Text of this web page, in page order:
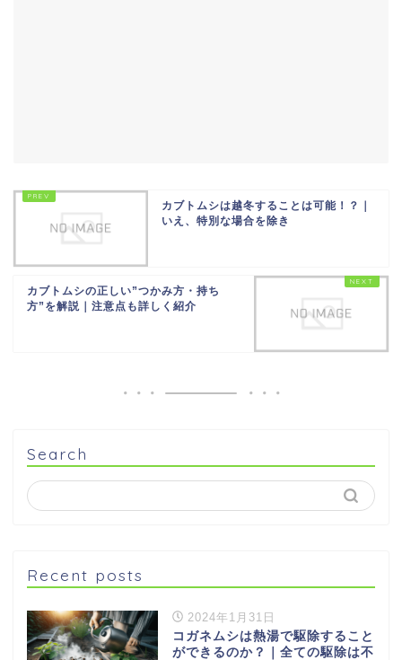
カブトムシは越冬することは可能！？｜
いえ、特別な場合を除き
カブトムシの正しい”つかみ方・持ち
方”を解説｜注意点も詳しく紹介
Search
Recent posts
2024年1月31日
コガネムシは熱湯で駆除すること
ができるのか？｜全ての駆除は不